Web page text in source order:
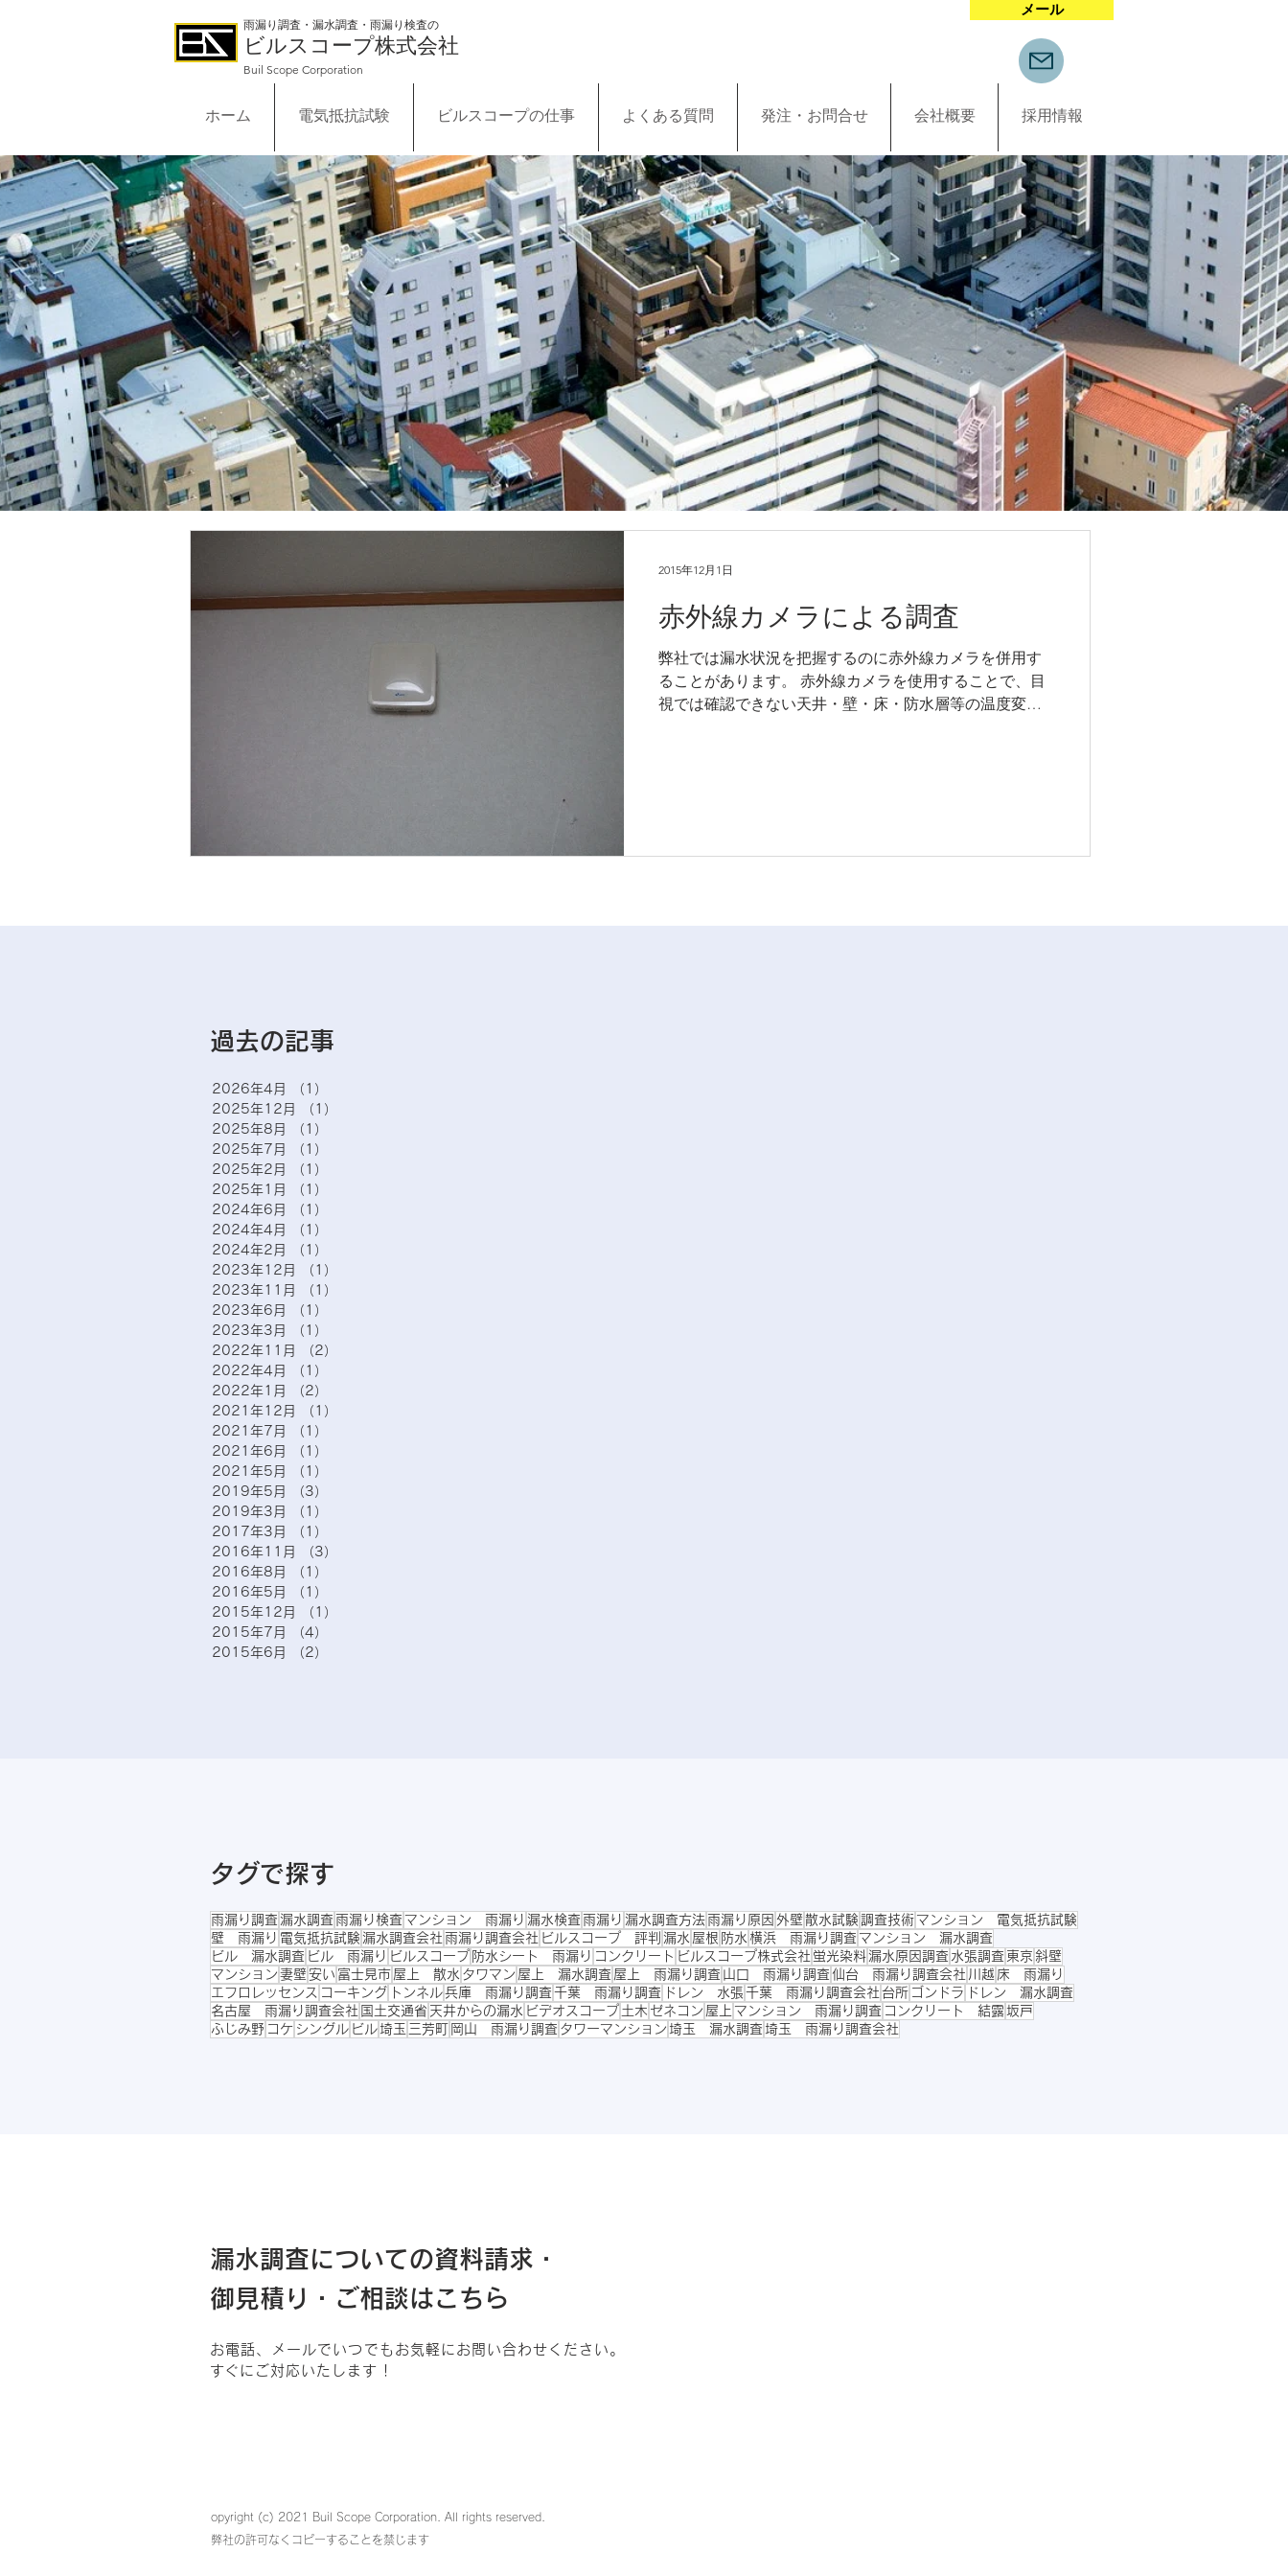
雨漏り調査・漏水調査・雨漏り検査の
ビルスコープ株式会社
Buil Scope Corporation
メール
ホーム 電気抵抗試験 ビルスコープの仕事 よくある質問 発注・お問合せ 会社概要 採用情報
赤外線カメラによる調査
弊社では漏水状況を把握するのに赤外線カメラを併用す
ることがあります。 赤外線カメラを使用することで、目
視では確認できない天井・壁・床・防水層等の温度変化
2015年12月1日
過去の記事
2026年4月 （1）
2025年12月
（1）
2025年8月
（1）
2025年7月
（1）
2025年2月
（1）
2025年1月
（1）
2024年6月
（1）
2024年4月
（1）
2024年2月
（1）
2023年12月
（1）
2023年11月
（1）
2023年6月
（1）
2023年3月
（1）
2022年11月
（2）
2022年4月
（1）
2022年1月
（2）
2021年12月
（1）
2021年7月
（1）
2021年6月
（1）
2021年5月
（1）
2019年5月
（3）
2019年3月
（1）
2017年3月
（1）
2016年11月
（3）
2016年8月
（1）
2016年5月
（1）
2015年12月
（1）
2015年7月
（4）
2015年6月
（2）
タグで探す
雨漏り調査 漏水調査 雨漏り検査 マンション 雨漏り 漏水検査 雨漏り 漏水調査方法 雨漏り原因 外壁散水試験 調査技術 マンション 電気抵抗試験
壁 雨漏り 電気抵抗試験 漏水調査会社 雨漏り調査会社 ビルスコープ 評判 漏水 屋根 防水 横浜 雨漏り調査 マンション 漏水調査
ビル 漏水調査 ビル 雨漏り ビルスコープ 防水シート 雨漏り コンクリート ビルスコープ株式会社 蛍光染料漏水原因調査 水張調査 東京 斜壁
マンション 妻壁安い 富士見市 屋上 散水 タワマン 屋上 漏水調査 屋上 雨漏り調査 山口 雨漏り調査 仙台 雨漏り調査会社 川越 床 雨漏り
エフロレッセンス コーキング トンネル兵庫 雨漏り調査 千葉 雨漏り調査 ドレン 水張 千葉 雨漏り調査会社 台所 ゴンドラ
ドレン 漏水調査
名古屋 雨漏り調査会社 国土交通省 天井からの漏水 ビデオスコープ 土木 ゼネコン 屋上 マンション 雨漏り調査 コンクリート 結露 坂戸
ふじみ野 コケ シングル ビル 埼玉 三芳町 岡山 雨漏り調査 タワーマンション 埼玉 漏水調査 埼玉 雨漏り調査会社
漏水調査についての資料請求・
御見積り・ご相談はこちら
お電話、メールでいつでもお気軽にお問い合わせください。
​すぐにご対応いたします！
opyright (c) 2021 Buil Scope Corporation. All rights reserved.
弊社の許可なくコピーすることを禁じます